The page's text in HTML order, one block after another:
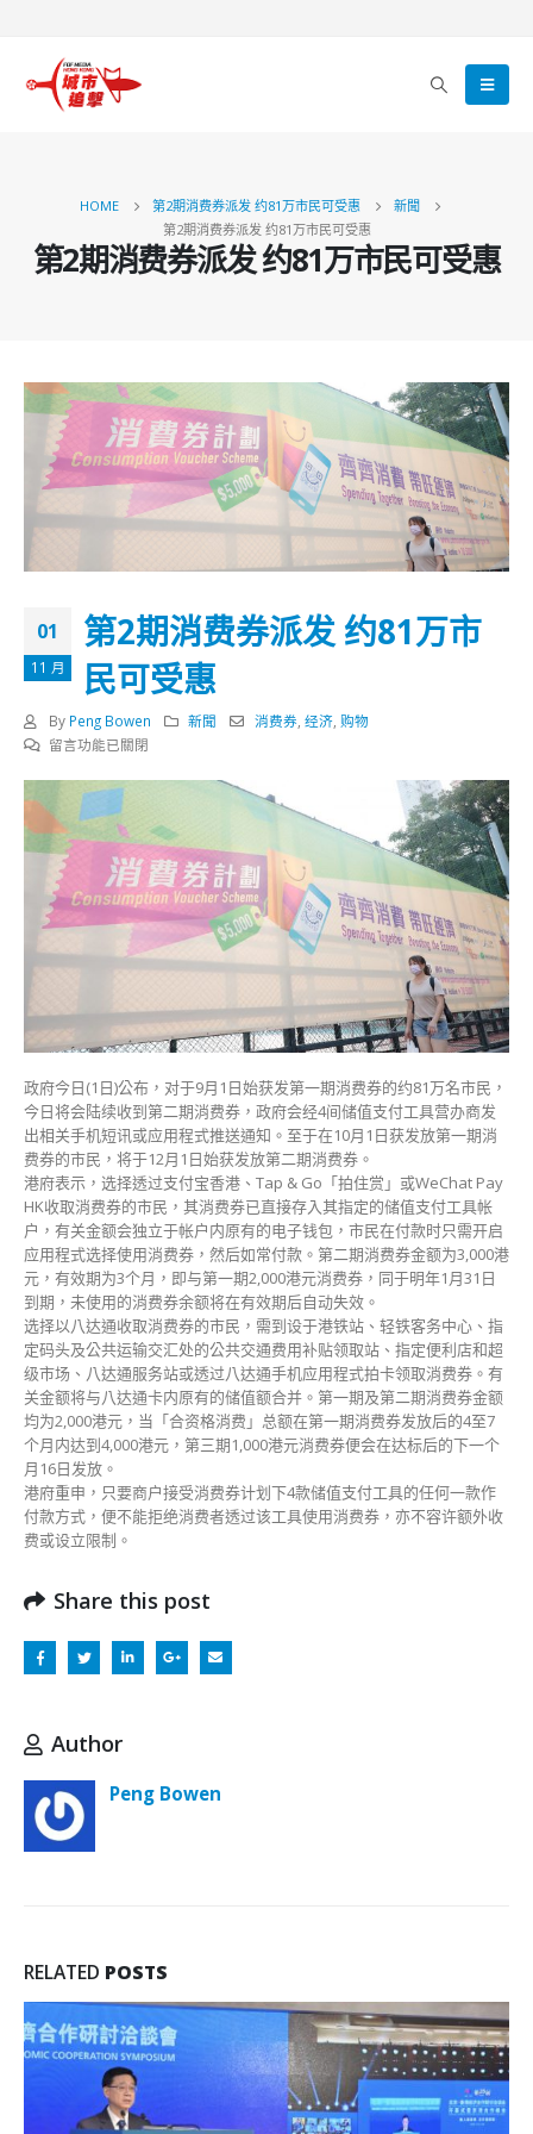
HOME 第2期消费券派发 约81万市民可受惠
新聞
第2期消费券派发 约81万市民可受惠
第2期消费券派发 约81万市民可受惠
01
11 月
第2期消费券派发 约81万市
民可受惠
By Peng Bowen 新聞 消费券,经济, 购物
在
期
消
券
派
发
约
市
民
可
受
惠〉
中
留言功能已關閉
政府今日(1日)公布，对于9月1日始获发第一期消费券的约81万名市民，
今日将会陆续收到第二期消费券，政府会经4间储值支付工具营办商发
出相关手机短讯或应用程式推送通知。至于在10月1日获发放第一期消
费券的市民，将于12月1日始获发放第二期消费券。
港府表示，选择透过支付宝香港、Tap & Go「拍住赏」或WeChat Pay
HK收取消费券的市民，其消费券已直接存入其指定的储值支付工具帐
户，有关金额会独立于帐户内原有的电子钱包，市民在付款时只需开启
应用程式选择使用消费券，然后如常付款。第二期消费券金额为3,000港
元，有效期为3个月，即与第一期2,000港元消费券，同于明年1月31日
到期，未使用的消费券余额将在有效期后自动失效。
选择以八达通收取消费券的市民，需到设于港铁站、轻铁客务中心、指
定码头及公共运输交汇处的公共交通费用补贴领取站、指定便利店和超
级市场、八达通服务站或透过八达通手机应用程式拍卡领取消费券。有
关金额将与八达通卡内原有的储值额合并。第一期及第二期消费券金额
均为2,000港元，当「合资格消费」总额在第一期消费券发放后的4至7
个月内达到4,000港元，第三期1,000港元消费券便会在达标后的下一个
月16日发放。
港府重申，只要商户接受消费券计划下4款储值支付工具的任何一款作
付款方式，便不能拒绝消费者透过该工具使用消费券，亦不容许额外收
费或设立限制。
Share this post
Author
Peng Bowen
RELATED POSTS